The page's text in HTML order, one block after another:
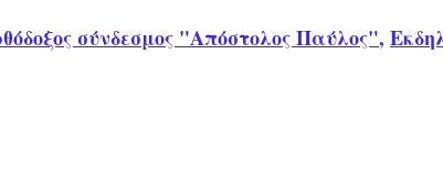
σύνδεσμος "Απόστολος Παύλος",